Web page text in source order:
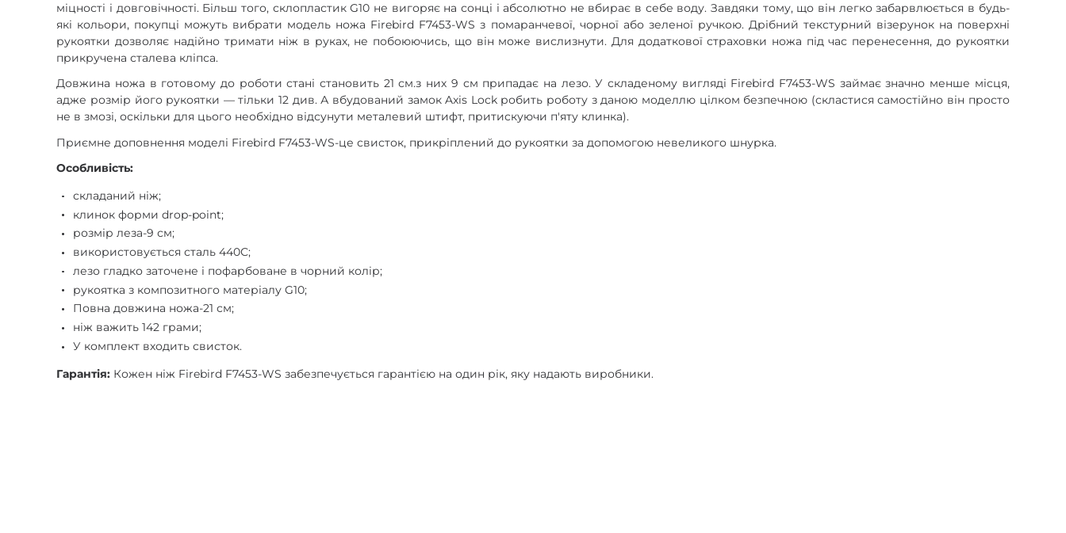
міцності і довговічності. Більш того, склопластик G10 не вигоряє на сонці і абсолютно не вбирає в себе воду. Завдяки тому, що він легко забарвлюється в будь-
які кольори, покупці можуть вибрати модель ножа Firebird F7453-WS з помаранчевої, чорної або зеленої ручкою. Дрібний текстурний візерунок на поверхні
рукоятки дозволяє надійно тримати ніж в руках, не побоюючись, що він може вислизнути. Для додаткової страховки ножа під час перенесення, до рукоятки
прикручена сталева кліпса.
Довжина ножа в готовому до роботи стані становить 21 см.з них 9 см припадає на лезо. У складеному вигляді Firebird F7453-WS займає значно менше місця,
адже розмір його рукоятки — тільки 12 див. А вбудований замок Axis Lock робить роботу з даною моделлю цілком безпечною (скластися самостійно він просто
не в змозі, оскільки для цього необхідно відсунути металевий штифт, притискуючи п'яту клинка).
Приємне доповнення моделі Firebird F7453-WS-це свисток, прикріплений до рукоятки за допомогою невеликого шнурка.
Особливість:
складаний ніж;
клинок форми drop-point;
розмір леза-9 см;
використовується сталь 440С;
лезо гладко заточене і пофарбоване в чорний колір;
рукоятка з композитного матеріалу G10;
Повна довжина ножа-21 см;
ніж важить 142 грами;
У комплект входить свисток.
Гарантія: Кожен ніж Firebird F7453-WS забезпечується гарантією на один рік, яку надають виробники.